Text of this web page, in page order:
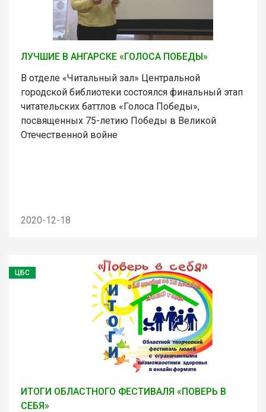
ЛУЧШИЕ В АНГАРСКЕ «ГОЛОСА ПОБЕДЫ»
В отделе «Читальный зал» Центральной
городской библиотеки состоялся финальный этап
читательских баттлов «Голоса Победы»,
посвященных 75-летию Победы в Великой
Отечественной войне
2020-12-18
ЦБС
ИТОГИ ОБЛАСТНОГО ФЕСТИВАЛЯ «ПОВЕРЬ В
СЕБЯ»